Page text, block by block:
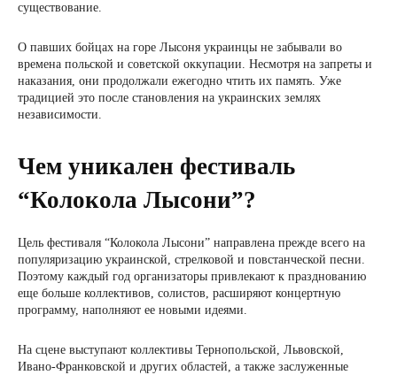
существование.
О павших бойцах на горе Лысоня украинцы не забывали во
времена польской и советской оккупации. Несмотря на запреты и
наказания, они продолжали ежегодно чтить их память. Уже
традицией это после становления на украинских землях
независимости.
Чем уникален фестиваль
“Колокола Лысони”?
Цель фестиваля “Колокола Лысони” направлена прежде всего на
популяризацию украинской, стрелковой и повстанческой песни.
Поэтому каждый год организаторы привлекают к празднованию
еще больше коллективов, солистов, расширяют концертную
программу, наполняют ее новыми идеями.
На сцене выступают коллективы Тернопольской, Львовской,
Ивано-Франковской и других областей, а также заслуженные